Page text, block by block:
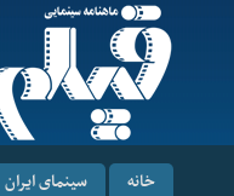
خانه سینمای ایران